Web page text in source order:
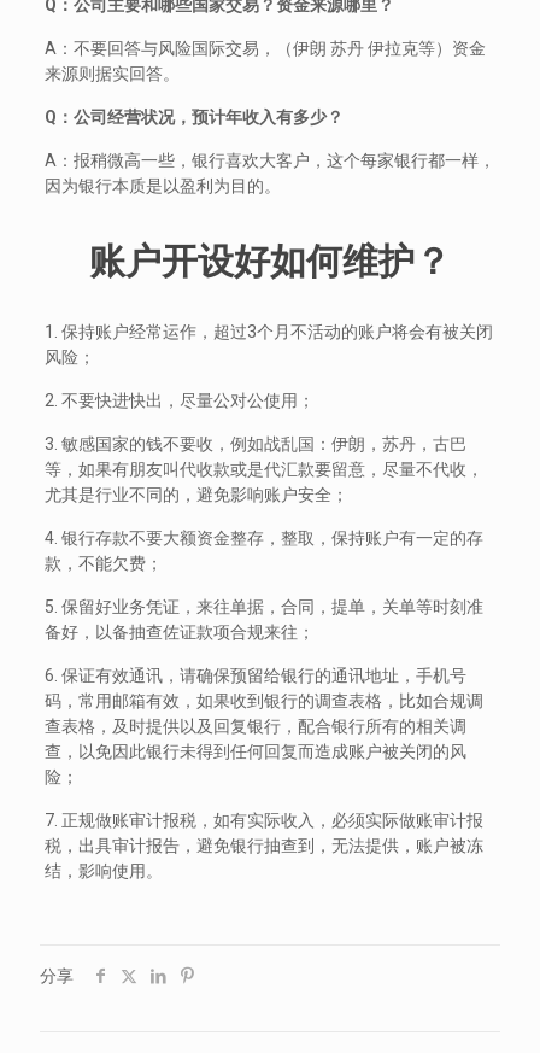
Q：公司主要和哪些国家交易？资金来源哪里？
A：不要回答与风险国际交易，（伊朗 苏丹 伊拉克等）资金
来源则据实回答。
Q：公司经营状况，预计年收入有多少？
A：报稍微高一些，银行喜欢大客户，这个每家银行都一样，
因为银行本质是以盈利为目的。
账户开设好如何维护？
1. 保持账户经常运作，超过3个月不活动的账户将会有被关闭
风险；
2. 不要快进快出，尽量公对公使用；
3. 敏感国家的钱不要收，例如战乱国：伊朗，苏丹，古巴
等，如果有朋友叫代收款或是代汇款要留意，尽量不代收，
尤其是行业不同的，避免影响账户安全；
4. 银行存款不要大额资金整存，整取，保持账户有一定的存
款，不能欠费；
5. 保留好业务凭证，来往单据，合同，提单，关单等时刻准
备好，以备抽查佐证款项合规来往；
6. 保证有效通讯，请确保预留给银行的通讯地址，手机号
码，常用邮箱有效，如果收到银行的调查表格，比如合规调
查表格，及时提供以及回复银行，配合银行所有的相关调
查，以免因此银行未得到任何回复而造成账户被关闭的风
险；
7. 正规做账审计报税，如有实际收入，必须实际做账审计报
税，出具审计报告，避免银行抽查到，无法提供，账户被冻
结，影响使用。
分享